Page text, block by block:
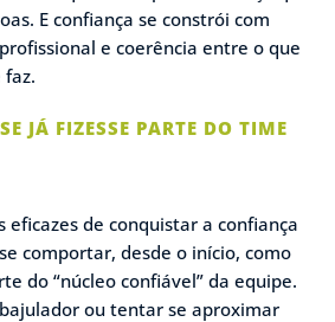
E confiança se constrói com
e coerência entre o que
faz.
JÁ FIZESSE PARTE DO TIME
eficazes de conquistar a confiança
comportar, desde o início, como
do “núcleo confiável” da equipe.
ou tentar se aproximar